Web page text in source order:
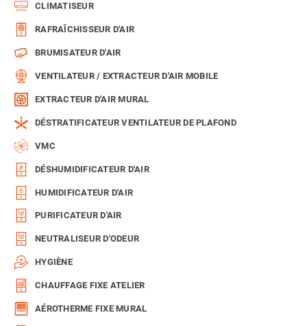
CLIMATISEUR
RAFRAÎCHISSEUR D'AIR
BRUMISATEUR D'AIR
VENTILATEUR / EXTRACTEUR D'AIR MOBILE
EXTRACTEUR D'AIR MURAL
DÉSTRATIFICATEUR VENTILATEUR DE PLAFOND
VMC
DÉSHUMIDIFICATEUR D'AIR
HUMIDIFICATEUR D'AIR
PURIFICATEUR D'AIR
NEUTRALISEUR D'ODEUR
HYGIÈNE
CHAUFFAGE FIXE ATELIER
AÉROTHERME FIXE MURAL